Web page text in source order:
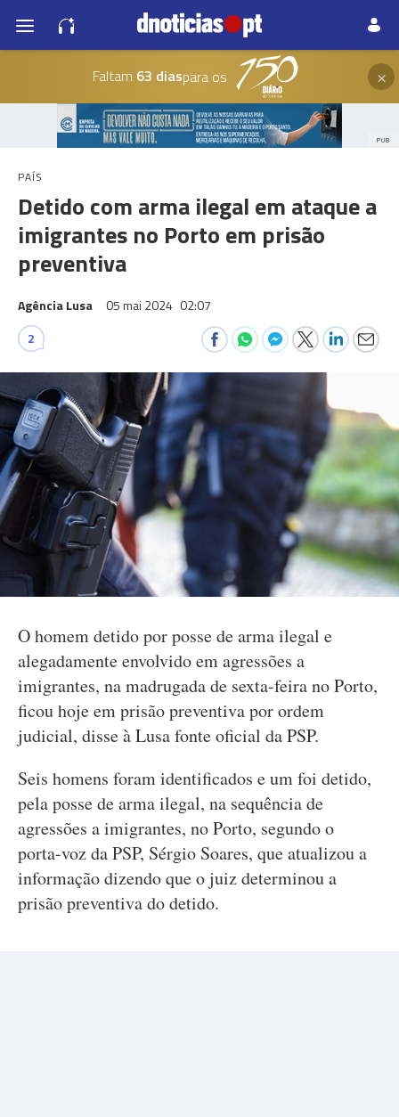
Faltam 63 diaspara os ×
PUB
PAÍS
Detido com arma ilegal em ataque a
imigrantes no Porto em prisão
preventiva
Agência Lusa 05 mai 2024 02:07
2
O homem detido por posse de arma ilegal e
alegadamente envolvido em agressões a
imigrantes, na madrugada de sexta-feira no Porto,
ficou hoje em prisão preventiva por ordem
judicial, disse à Lusa fonte oficial da PSP.
Seis homens foram identificados e um foi detido,
pela posse de arma ilegal, na sequência de
agressões a imigrantes, no Porto, segundo o
porta-voz da PSP, Sérgio Soares, que atualizou a
informação dizendo que o juiz determinou a
prisão preventiva do detido.